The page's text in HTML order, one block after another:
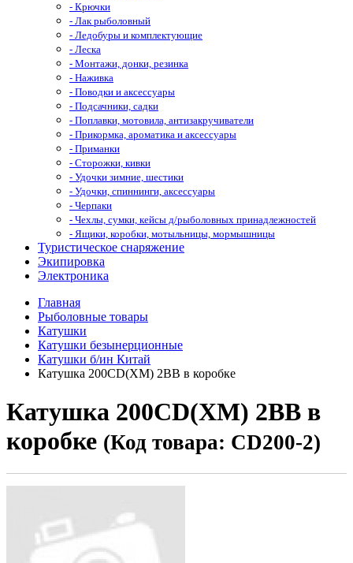
- Крючки
- Лак рыболовный
- Ледобуры и комплектующие
- Леска
- Монтажи, донки, резинка
- Наживка
- Поводки и аксессуары
- Подсачники, садки
- Поплавки, мотовила, антизакручиватели
- Прикормка, ароматика и аксессуары
- Приманки
- Сторожки, кивки
- Удочки зимние, шестики
- Удочки, спиннинги, аксессуары
- Черпаки
- Чехлы, сумки, кейсы д/рыболовных принадлежностей
- Ящики, коробки, мотыльницы, мормышницы
Туристическое снаряжение
Экипировка
Электроника
Главная
Рыболовные товары
Катушки
Катушки безынерционные
Катушки б/ин Китай
Катушка 200CD(XM) 2BB в коробке
Катушка 200CD(XM) 2BB в
коробке (Код товара: CD200-2)